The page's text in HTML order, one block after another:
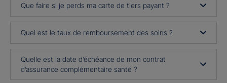
Que faire si je perds ma carte de tiers payant ?
Quel est le taux de remboursement des soins ?
Quelle est la date d’échéance de mon contrat
d’assurance complémentaire santé ?